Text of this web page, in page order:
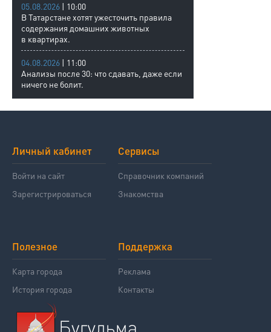
05.08.2026 | 10:00
В Татарстане хотят ужесточить правила
содержания домашних животных
в квартирах.
04.08.2026 | 11:00
Анализы после 30: что сдавать, даже если
ничего не болит.
Личный кабинет
Войти на сайт
Зарегистрироваться
Сервисы
Справочник компаний
Знакомства
Полезное
Карта города
История города
Поддержка
Реклама
Контакты